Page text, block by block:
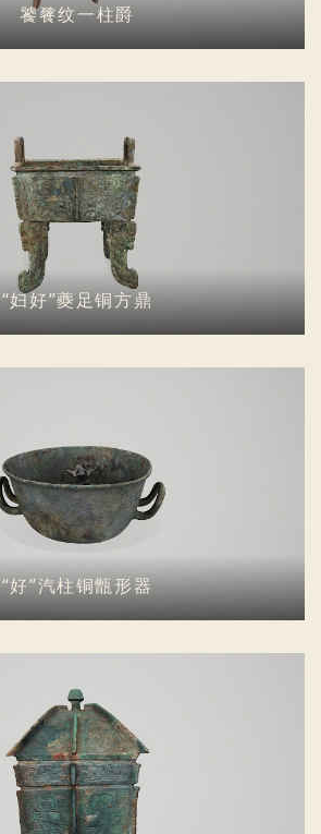
饕餮纹一柱爵
“妇好”夔足铜方鼎
“好”汽柱铜甑形器